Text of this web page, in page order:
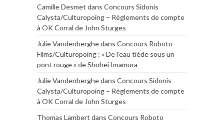
Camille Desmet dans Concours Sidonis
Calysta/Culturopoing – Règlements de compte
à OK Corral de John Sturges
Julie Vandenberghedans Concours Roboto
Films/Culturopoing : « De l’eau tiède sous un
pont rouge » de Shōhei Imamura
Julie Vandenberghedans Concours Sidonis
Calysta/Culturopoing – Règlements de compte
à OK Corral de John Sturges
Thomas Lambert dans Concours Roboto